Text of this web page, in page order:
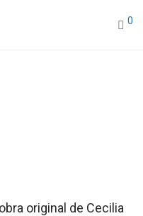
0
original de Cecilia